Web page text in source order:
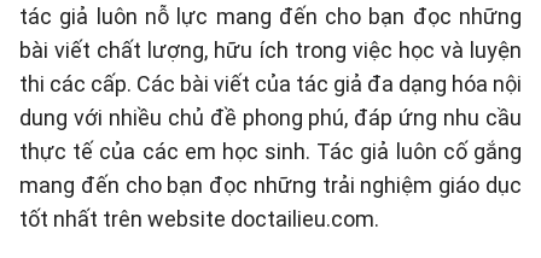
tác giả luôn nỗ lực mang đến cho bạn đọc những
bài viết chất lượng, hữu ích trong việc học và luyện
thi các cấp. Các bài viết của tác giả đa dạng hóa nội
dung với nhiều chủ đề phong phú, đáp ứng nhu cầu
thực tế của các em học sinh. Tác giả luôn cố gắng
mang đến cho bạn đọc những trải nghiệm giáo dục
tốt nhất trên website doctailieu.com.